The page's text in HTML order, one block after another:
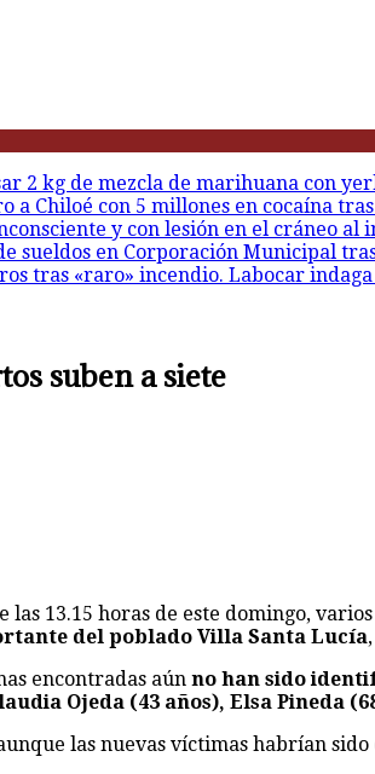
2 kg de mezcla de marihuana con
a Chiloé con 5 millones en cocaína
y con lesión en el cráneo
en Corporación Municipal
tras «raro» incendio. Labocar indaga
suben a siete
las 13.15 horas de este domingo,
del poblado Villa Santa Lucía
encontradas aún no han sido
Ojeda (43 años), Elsa Pineda
las nuevas víctimas habrían